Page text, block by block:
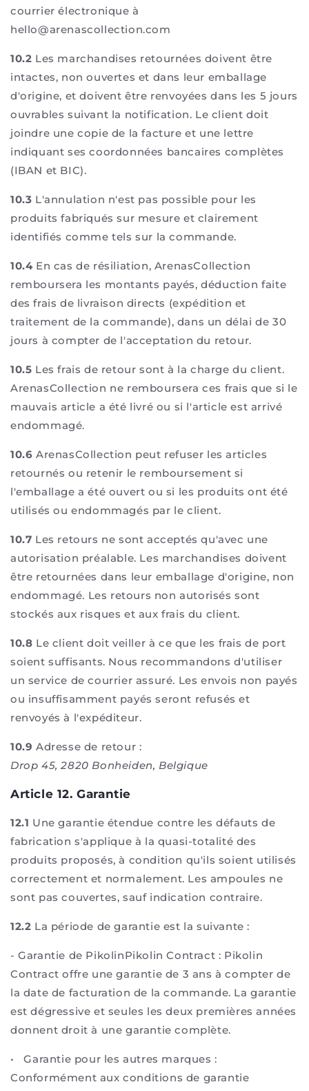
courrier électronique à
hello@arenascollection.com
10.2 Les marchandises retournées doivent être
intactes, non ouvertes et dans leur emballage
d'origine, et doivent être renvoyées dans les 5 jours
ouvrables suivant la notification. Le client doit
joindre une copie de la facture et une lettre
indiquant ses coordonnées bancaires complètes
(IBAN et BIC).
10.3 L'annulation n'est pas possible pour les
produits fabriqués sur mesure et clairement
identifiés comme tels sur la commande.
10.4En cas de résiliation, ArenasCollection
remboursera les montants payés, déduction faite
des frais de livraison directs (expédition et
traitement de la commande), dans un délai de 30
jours à compter de l'acceptation du retour.
10.5 Les frais de retour sont à la charge du client.
ArenasCollection ne remboursera ces frais que si le
mauvais article a été livré ou si l'article est arrivé
endommagé.
10.6 ArenasCollection peut refuser les articles
retournés ou retenir le remboursement si
l'emballage a été ouvert ou si les produits ont été
utilisés ou endommagés par le client.
10.7 Les retours ne sont acceptés qu'avec une
autorisation préalable. Les marchandises doivent
être retournées dans leur emballage d'origine, non
endommagé. Les retours non autorisés sont
stockés aux risques et aux frais du client.
10.8 Le client doit veiller à ce que les frais de port
soient suffisants. Nous recommandons d'utiliser
un service de courrier assuré. Les envois non payés
ou insuffisamment payés seront refusés et
renvoyés à l'expéditeur.
10.9 Adresse de retour :
Drop 45, 2820 Bonheiden, Belgique
Article 12. Garantie
12.1 Une garantie étendue contre les défauts de
fabrication s'applique à la quasi-totalité des
produits proposés, à condition qu'ils soient utilisés
correctement et normalement. Les ampoules ne
sont pas couvertes, sauf indication contraire.
12.2 La période de garantie est la suivante :
-Garantie de PikolinPikolin Contract : Pikolin
Contract offre une garantie de 3 ans à compter de
la date de facturation de la commande. La garantie
est dégressive et seules les deux premières années
donnent droit à une garantie complète.
•
Garantie pour les autres marques :
Conformément aux conditions de garantie